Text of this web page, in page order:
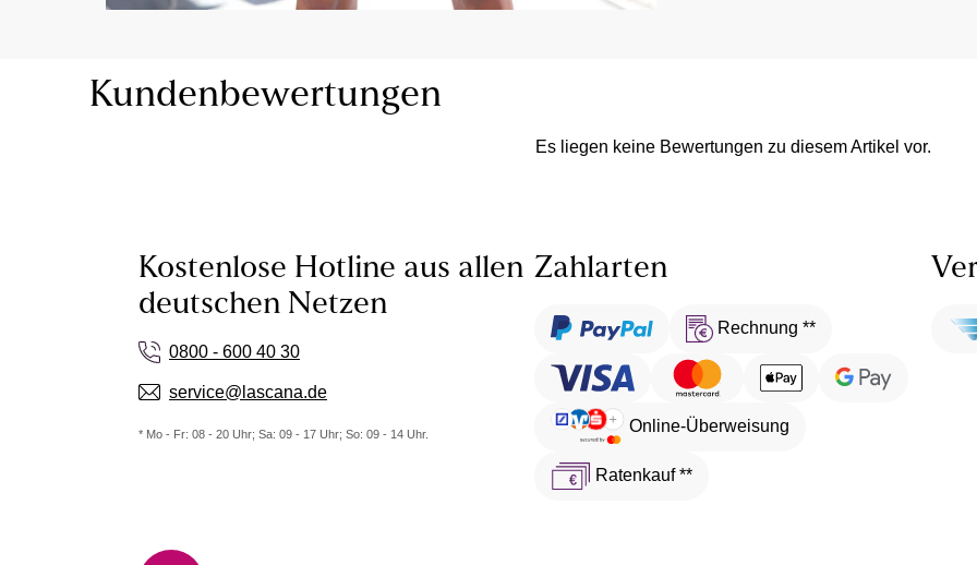
Kundenbewertungen
Es liegen keine Bewertungen zu diesem Artikel vor.
Kostenlose Hotline aus allen
deutschen Netzen
0800 - 600 40 30
service@lascana.de
* Mo - Fr: 08 - 20 Uhr; Sa: 09 - 17 Uhr; So: 09 - 14 Uhr.
Zahlarten
Rechnung **
Online-Überweisung
Ratenkauf **